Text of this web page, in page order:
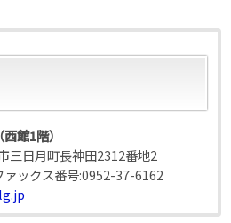
館1階）
日月町長神田2312番地2
ァックス番号:0952-37-6162